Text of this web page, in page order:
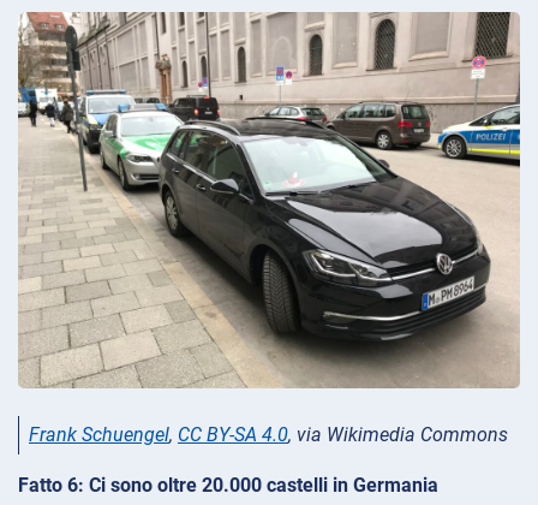
Frank Schuengel, CC BY-SA 4.0, via Wikimedia Commons
Fatto 6: Ci sono oltre 20.000 castelli in Germania